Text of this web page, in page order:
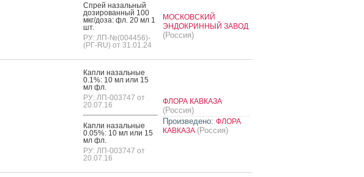
Спрей на­заль­ный
до­зиро­ван­ный 100
мкг/до­за: фл. 20 мл 1
шт.
РУ: ЛП-№(004456)-
(РГ-RU) от 31.01.24
МОСКОВСКИЙ
ЭНДОКРИННЫЙ ЗАВОД
(Россия)
Кап­ли на­заль­ные
0.1%: 10 мл или 15
мл фл.
РУ: ЛП-003747 от
20.07.16
Кап­ли на­заль­ные
0.05%: 10 мл или 15
мл фл.
РУ: ЛП-003747 от
20.07.16
ФЛОРА КАВКАЗА
(Россия)
Произведено: ФЛОРА
КАВКАЗА (Россия)